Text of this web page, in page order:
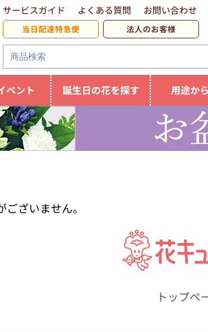
サービスガイド よくある質問 お問い合わせ
当日配達特急便 法人のお客様
ベント 誕生日の花を探す 用途か
ざいません。
トップペ